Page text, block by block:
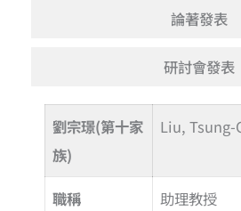
論著發表
研討會發表
劉宗璟(第十家
族)
Liu, Tsung-
職稱
助理教授